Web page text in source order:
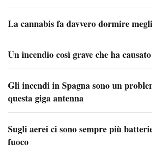
La cannabis fa davvero dormire
Un incendio così grave che ha
Gli incendi in Spagna sono un
questa giga antenna
Sugli aerei ci sono sempre più
fuoco